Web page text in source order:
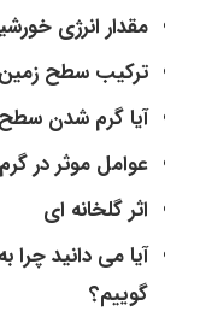
مقدار انرژی
ترکیب سطح زمین
آیا گرم شدن
عوامل موثر در
اثر گلخانه ای
آیا می دانید چرا
گوییم؟